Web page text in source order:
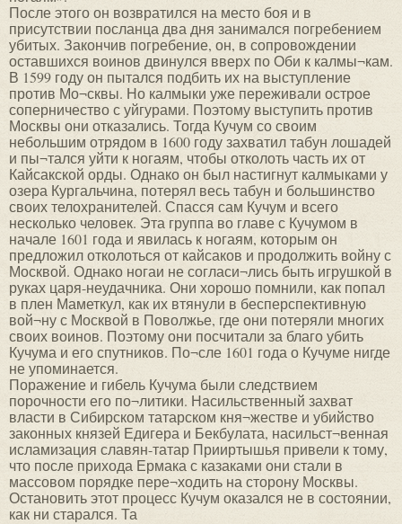
После этого он возвратился на место боя и в
присутствии посланца два дня занимался погребением
убитых. Закончив погребение, он, в сопровождении
оставшихся воинов двинулся вверх по Оби к калмы¬кам.
В 1599 году он пытался подбить их на выступление
против Мо¬сквы. Но калмыки уже переживали острое
соперничество с уйгурами. Поэтому выступить против
Москвы они отказались. Тогда Кучум со своим
небольшим отрядом в 1600 году захватил табун лошадей
и пы¬тался уйти к ногаям, чтобы отколоть часть их от
Кайсакской орды. Однако он был настигнут калмыками у
озера Кургальчина, потерял весь табун и большинство
своих телохранителей. Спасся сам Кучум и всего
несколько человек. Эта группа во главе с Кучумом в
начале 1601 года и явилась к ногаям, которым он
предложил отколоться от кайсаков и продолжить войну с
Москвой. Однако ногаи не согласи¬лись быть игрушкой в
руках царя-неудачника. Они хорошо помнили, как попал
в плен Маметкул, как их втянули в бесперспективную
вой¬ну с Москвой в Поволжье, где они потеряли многих
своих воинов. Поэтому они посчитали за благо убить
Кучума и его спутников. По¬сле 1601 года о Кучуме нигде
не упоминается.
Поражение и гибель Кучума были следствием
порочности его по¬литики. Насильственный захват
власти в Сибирском татарском кня¬жестве и убийство
законных князей Едигера и Бекбулата, насильст¬венная
исламизация славян-татар Прииртышья привели к тому,
что после прихода Ермака с казаками они стали в
массовом порядке пере¬ходить на сторону Москвы.
Остановить этот процесс Кучум оказался не в состоянии,
как ни старался. Та